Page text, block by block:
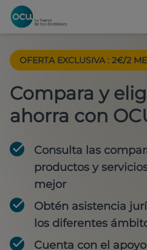
OFERTA EXCLUSIVA : 2€/2
Compara y
ahorra con
Consulta las
productos y
mejor
Obtén asistencia
los diferentes
Cuenta con el